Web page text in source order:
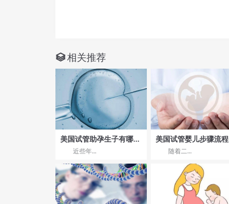
相关推荐
美国试管助孕生子有哪些
优势?做试管婴儿原来那
么简单!
近些年...
美国试管婴儿步骤流程
随着二...